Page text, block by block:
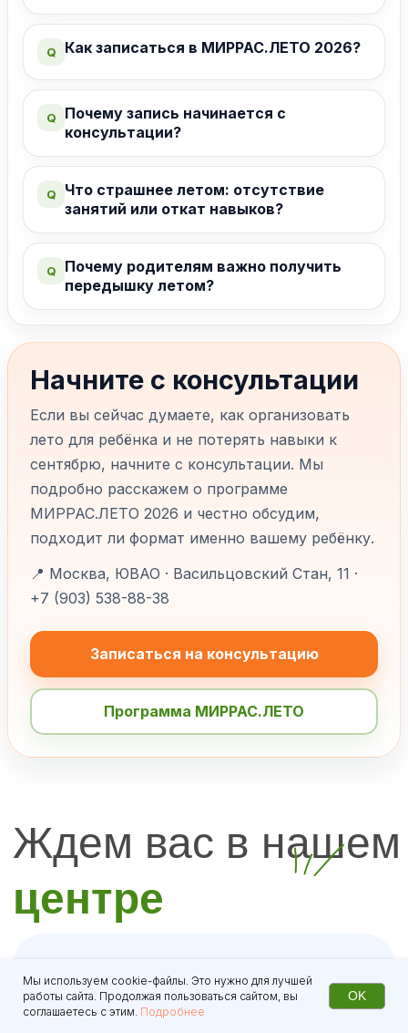
Q Как записаться в МИРРАС.ЛЕТО 2026?
Q
Почему запись начинается с
консультации?
Q
Что страшнее летом: отсутствие
занятий или откат навыков?
Q
Почему родителям важно получить
передышку летом?
Начните с консультации
Если вы сейчас думаете, как организовать
лето для ребёнка и не потерять навыки к
сентябрю, начните с консультации. Мы
подробно расскажем о программе
МИРРАС.ЛЕТО 2026 и честно обсудим,
подходит ли формат именно вашему ребёнку.
📍 Москва, ЮВАО · Васильцовский Стан, 11 ·
+7 (903) 538-88-38
Записаться на консультацию
Программа МИРРАС.ЛЕТО
Мы используем cookie-файлы. Это нужно для лучшей
работы сайта. Продолжая пользоваться сайтом, вы
соглашаетесь с этим. Подробнее
OK